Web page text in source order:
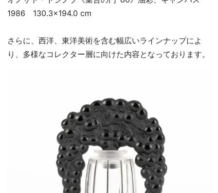
1986 130.3×194.0 cm
さらに、西洋、東洋美術を含む幅広いラインナップによ
り、多様なコレクター層に向けた内容となっております。